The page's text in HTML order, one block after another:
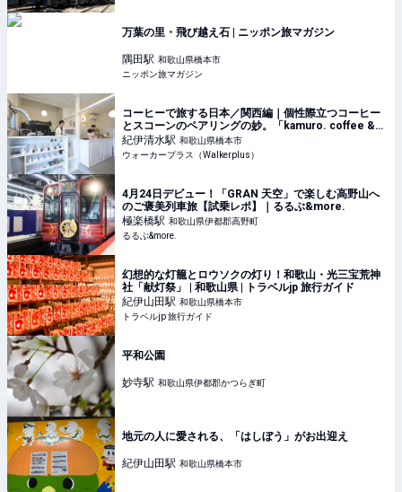
万葉の里・飛び越え石 | ニッポン旅マガジン
隅田駅 和歌山県橋本市
ニッポン旅マガジン
コーヒーで旅する日本／関西編｜個性際立つコーヒー
とスコーンのペアリングの妙。「kamuro. coffee &
scone」で味わう“おいしい化学反応”(1/2)｜ウォーカ
ープラス
紀伊清水駅 和歌山県橋本市
ウォーカープラス（Walkerplus）
4月24日デビュー！「GRAN 天空」で楽しむ高野山へ
のご褒美列車旅【試乗レポ】｜るるぶ&more.
極楽橋駅 和歌山県伊都郡高野町
るるぶ&more.
幻想的な灯籠とロウソクの灯り！和歌山・光三宝荒神
社「献灯祭」 | 和歌山県 | トラベルjp 旅行ガイド
紀伊山田駅 和歌山県橋本市
トラベルjp 旅行ガイド
平和公園
妙寺駅 和歌山県伊都郡かつらぎ町
地元の人に愛される、「はしぼう」がお出迎え
紀伊山田駅 和歌山県橋本市